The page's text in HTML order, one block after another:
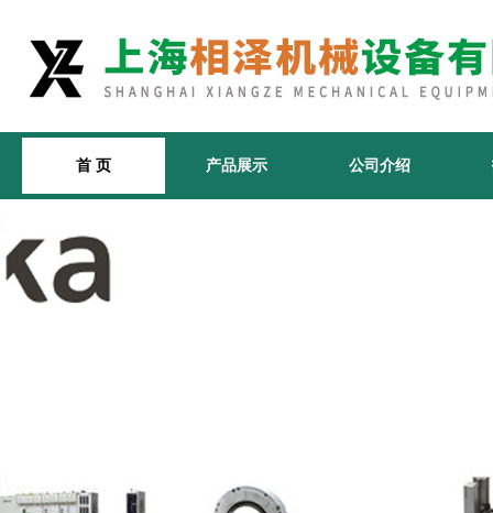
首 页 产品展示 公司介绍